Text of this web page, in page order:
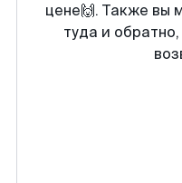
цене🙌. Также вы
туда и